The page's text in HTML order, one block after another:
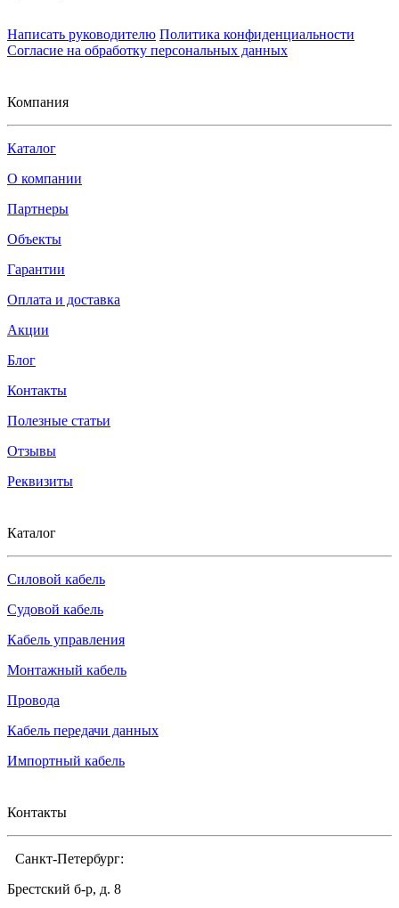
Написать руководителю Политика конфиденциальности
Согласие на обработку персональных данных
Компания
Каталог
О компании
Партнеры
Объекты
Гарантии
Оплата и доставка
Акции
Блог
Контакты
Полезные статьи
Отзывы
Реквизиты
Каталог
Силовой кабель
Судовой кабель
Кабель управления
Монтажный кабель
Провода
Кабель передачи данных
Импортный кабель
Контакты
Санкт-Петербург:
Брестский б-р, д. 8